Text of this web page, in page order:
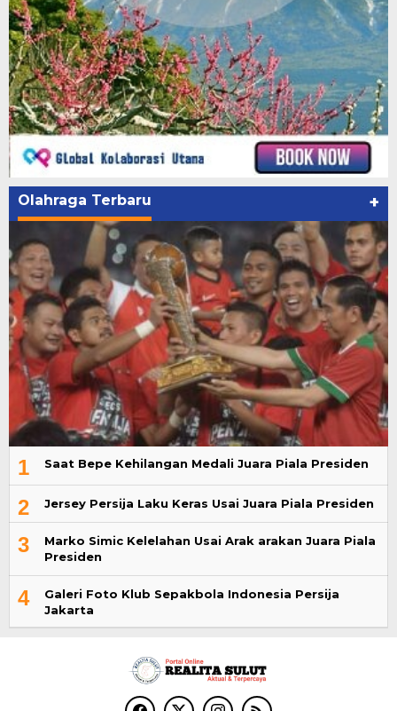
Olahraga Terbaru +
1 Saat Bepe Kehilangan Medali Juara Piala Presiden
2 Jersey Persija Laku Keras Usai Juara Piala Presiden
3
Marko Simic Kelelahan Usai Arak arakan Juara Piala
Presiden
4
Galeri Foto Klub Sepakbola Indonesia Persija
Jakarta